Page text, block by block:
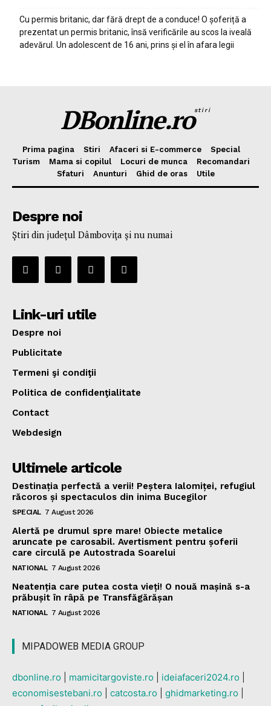
Cu permis britanic, dar fără drept de a conduce! O șoferiță a
prezentat un permis britanic, însă verificările au scos la iveală
adevărul. Un adolescent de 16 ani, prins și el în afara legii
DBonline.rostiri
Prima pagina Stiri Afaceri si E-commerce
Special
Turism
Mama si copilul Locuri de munca
Recomandari
Sfaturi
Anunturi Ghid de oras Utile
Despre noi
Ştiri din judeţul Dâmboviţa şi nu numai
Link-uri utile
Despre noi
Publicitate
Termeni şi condiţii
Politica de confidenţialitate
Contact
Webdesign
Ultimele articole
Destinația perfectă a verii! Peștera Ialomiței, refugiul
răcoros și spectaculos din inima Bucegilor
SPECIAL 7 August 2026
Alertă pe drumul spre mare! Obiecte metalice
aruncate pe carosabil. Avertisment pentru șoferii
care circulă pe Autostrada Soarelui
NATIONAL 7 August 2026
Neatenția care putea costa vieți! O nouă mașină s-a
prăbușit în râpă pe Transfăgărășan
NATIONAL 7 August 2026
MIPADOWEB MEDIA GROUP
dbonline.ro mamicitargoviste.ro ideiafaceri2024.ro
economisestebani.ro
catcosta.ro ghidmarketing.ro